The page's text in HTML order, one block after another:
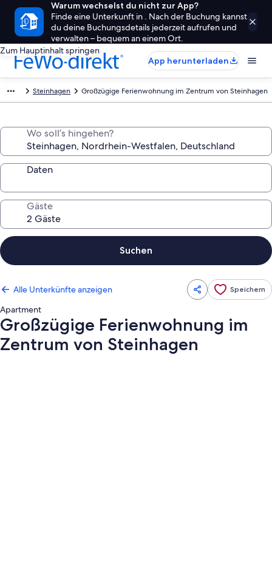
Warum wechselst du nicht zur App?
Finde eine Unterkunft in . Nach der Buchung kannst
du deine Buchungsdetails jederzeit aufrufen und
verwalten – bequem an einem Ort.
Zum Hauptinhalt springen
App herunterladen
Steinhagen Großzügige Ferienwohnung im Zentrum von Steinhagen
Wo soll’s hingehen?
Daten
Gäste
Suchen
Alle Unterkünfte anzeigen Speichern
Apartment
Großzügige Ferienwohnung im
Zentrum von Steinhagen